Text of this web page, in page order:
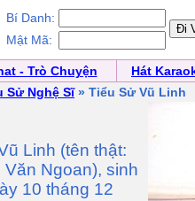
Bí Danh:
Mật Mã:
- Trò Chuyện
Hát
Sử Nghệ Sĩ» Tiểu Sử Vũ Linh
Linh (tên thật:
Văn Ngoan), sinh
10 tháng 12